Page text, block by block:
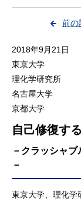
前の
2018年9月21日
東京大学
理化学研究所
名古屋大学
京都大学
自己修復す
－クラッシャ
－
東京大学、理化学